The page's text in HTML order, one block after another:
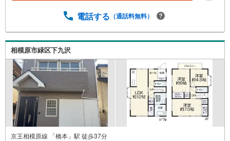
件をご紹介させて頂きます！ /他社様掲載物件も併せてご紹
ざいますので、お車でのお越しも大歓迎です！
電話する （通話料無料）
相模原市緑区下九沢
京王相模原線 「橋本」駅 徒歩37分